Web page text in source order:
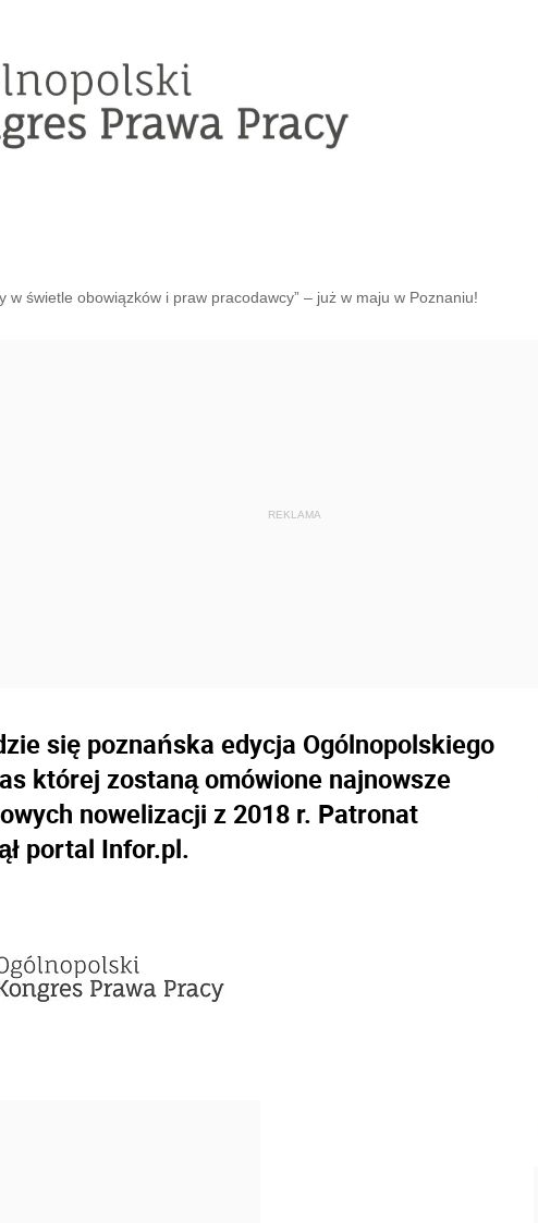
świetle obowiązków i praw pracodawcy” – już w maju w Poznaniu!
się poznańska edycja Ogólnopolskiego
której zostaną omówione najnowsze
nowelizacji z 2018 r. Patronat
portal Infor.pl.